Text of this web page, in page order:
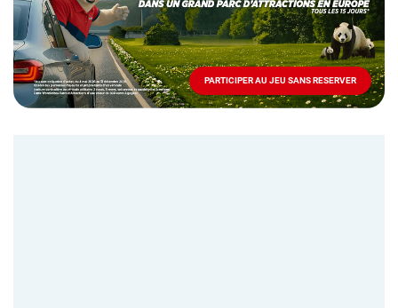
2026
Locations
PARTICIPER AU JEU SANS RESERVER
PARTICIPER
AU
JEU